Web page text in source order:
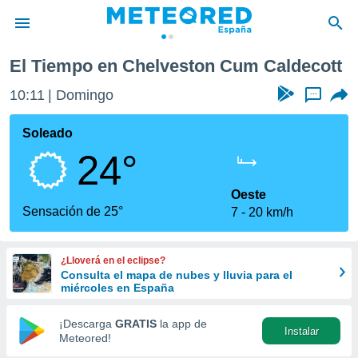
de
por
que se
calidad.
a este
las
y
forma
digital
basada
El Tiempo en Chelveston Cum Caldecott
10:11 Domingo ...
Soleado
24°
Sensación de 25°
Oeste
7
20 km/h
¿Lloverá en el eclipse?
Consulta el mapa de nubes y lluvia para el
miércoles en España
¡Descarga GRATIS la app de
Meteored!
Instalar